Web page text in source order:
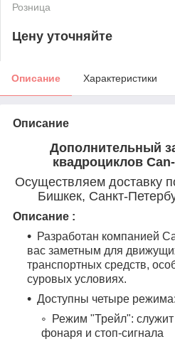
Розница
Цену уточняйте
Описание Характеристики
Описание
Дополнительный
квадроциклов
Осуществляем доставку
Бишкек, Санкт-
Описание :
Разработан компанией
вас заметным для
транспортных средств,
суровых условиях.
Доступны четыре режима:
Режим "Трейл": служит
фонаря и стоп-сигнала